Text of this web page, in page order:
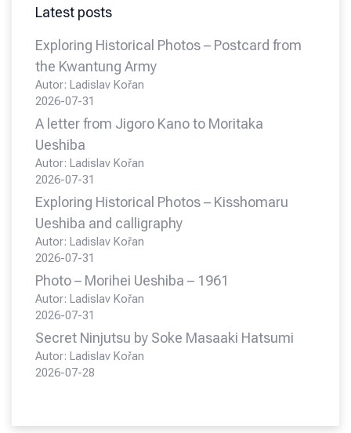
Latest posts
Exploring Historical Photos – Postcard from
the Kwantung Army
Autor: Ladislav Kořan
2026-07-31
A letter from Jigoro Kano to Moritaka
Ueshiba
Autor: Ladislav Kořan
2026-07-31
Exploring Historical Photos – Kisshomaru
Ueshiba and calligraphy
Autor: Ladislav Kořan
2026-07-31
Photo – Morihei Ueshiba – 1961
Autor: Ladislav Kořan
2026-07-31
Secret Ninjutsu by Soke Masaaki Hatsumi
Autor: Ladislav Kořan
2026-07-28